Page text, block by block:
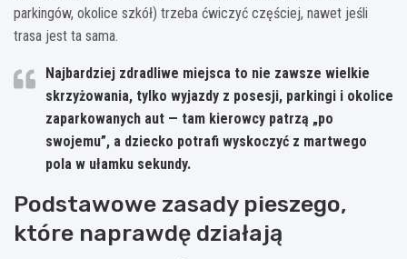
parkingów, okolice szkół) trzeba ćwiczyć częściej, nawet jeśli
trasa jest ta sama.
Najbardziej zdradliwe miejsca to nie zawsze wielkie
skrzyżowania, tylko wyjazdy z posesji, parkingi i okolice
zaparkowanych aut — tam kierowcy patrzą „po
swojemu”, a dziecko potrafi wyskoczyć z martwego
pola w ułamku sekundy.
Podstawowe zasady pieszego,
które naprawdę działają